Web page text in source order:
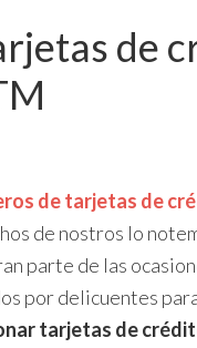
de
de tarjetas de
de nostros lo
parte de las
por delicuentes
tarjetas de